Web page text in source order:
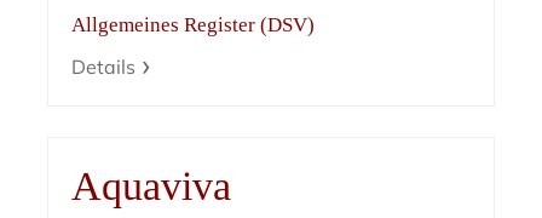
Allgemeines Register (DSV)
Details
Aquaviva